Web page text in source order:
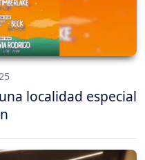
localidad especial